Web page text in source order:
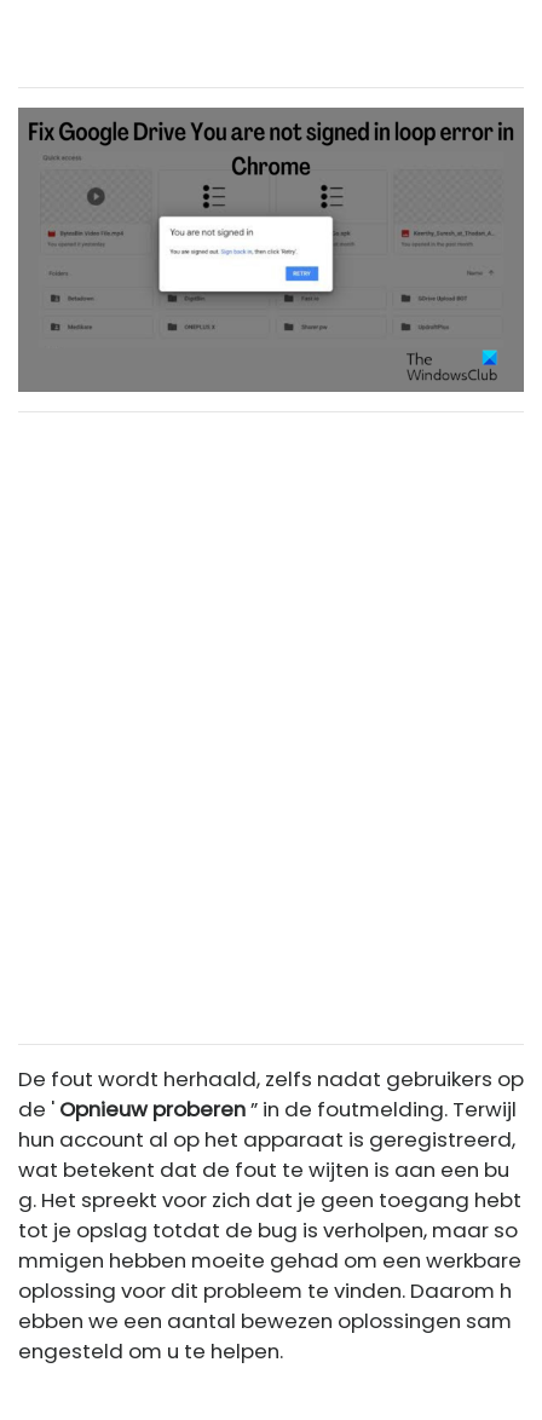
De fout wordt herhaald, zelfs nadat gebruikers op
de ' Opnieuw proberen” in de foutmelding. Terwijl
hun account al op het apparaat is geregistreerd,
wat betekent dat de fout te wijten is aan een bu
g. Het spreekt voor zich dat je geen toegang hebt
tot je opslag totdat de bug is verholpen, maar so
mmigen hebben moeite gehad om een ​​werkbare
oplossing voor dit probleem te vinden. Daarom h
ebben we een aantal bewezen oplossingen sam
engesteld om u te helpen.